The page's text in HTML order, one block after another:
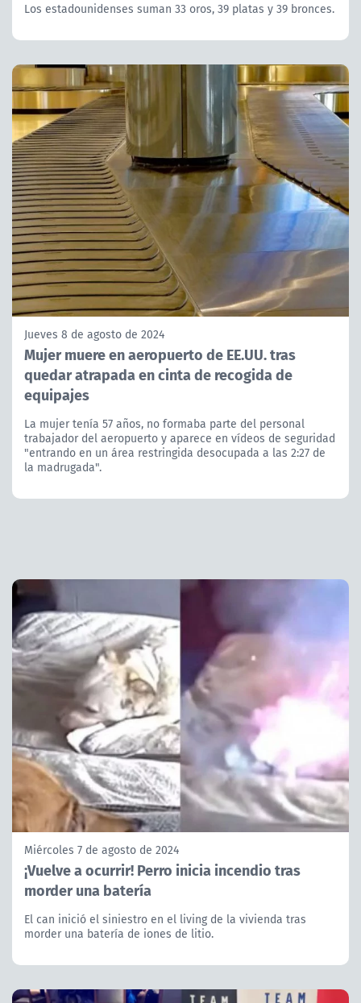
Los estadounidenses suman 33 oros, 39 platas y 39 bronces.
Jueves 8 de agosto de 2024
Mujer muere en aeropuerto de EE.UU. tras
quedar atrapada en cinta de recogida de
equipajes
La mujer tenía 57 años, no formaba parte del personal
trabajador del aeropuerto y aparece en vídeos de seguridad
"entrando en un área restringida desocupada a las 2:27 de
la madrugada".
Miércoles 7 de agosto de 2024
¡Vuelve a ocurrir! Perro inicia incendio tras
morder una batería
El can inició el siniestro en el living de la vivienda tras
morder una batería de iones de litio.